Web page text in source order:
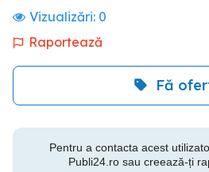
Vizualizări: 0
Raportează
Fă
Pentru a contacta acest
Publi24.ro sau creează-ți